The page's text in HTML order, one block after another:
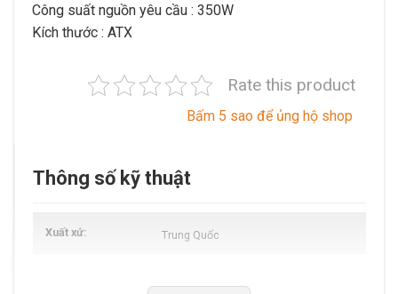
Công suất nguồn yêu cầu : 350W
Kích thước : ATX
Rate this product
Bấm 5 sao để ủng hộ shop
Thông số kỹ thuật
Xuất xứ Trung Quốc